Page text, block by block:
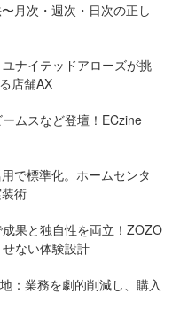
月次・週次・日次の正し
ナイテッドアローズが挑
店舗AX
ムスなど登壇！ECzine
で標準化。ホームセンタ
術
成果と独自性を両立！ZOZO
ない体験設計
：業務を劇的削減し、購入